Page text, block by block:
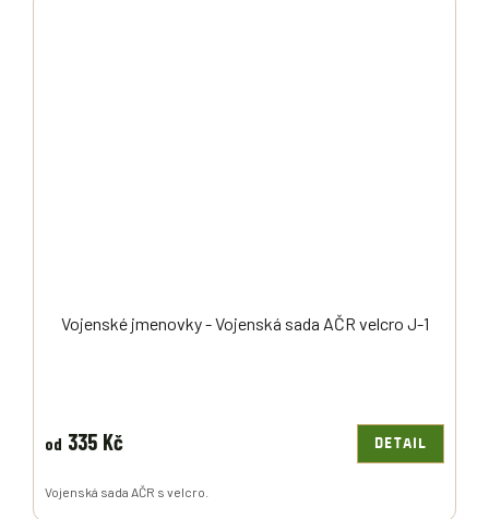
Vojenské jmenovky - Vojenská sada AČR velcro J-1
od 335 Kč DETAIL
Vojenská sada AČR s velcro.